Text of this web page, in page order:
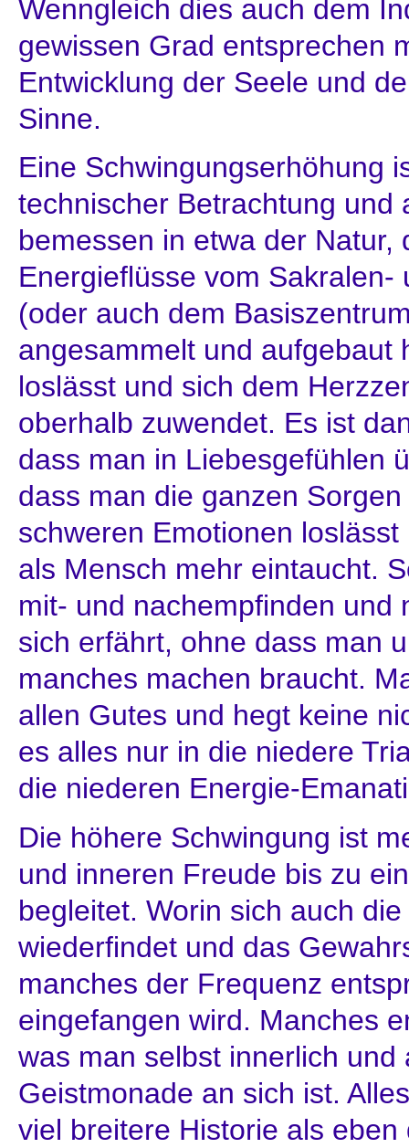
Wenngleich dies auch dem
gewissen Grad entsprechen
Entwicklung der Seele und
Sinne.
Eine Schwingungserhöhung
technischer Betrachtung und
bemessen in etwa der Natur,
Energieflüsse vom
(oder auch dem
angesammelt und aufgebaut
loslässt und sich dem
oberhalb zuwendet. Es ist
dass man in Liebesgefühlen
dass man die ganzen
schweren Emotionen
als Mensch mehr eintaucht.
mit- und nachempfinden und
sich erfährt, ohne dass man
manches machen braucht.
allen Gutes und hegt keine
es alles nur in die niedere
die niederen Energie-
Die höhere Schwingung ist
und inneren Freude bis zu
begleitet. Worin sich auch
wiederfindet und das
manches der Frequenz
eingefangen wird. Manches
was man selbst innerlich und
Geistmonade an sich ist.
viel breitere Historie als